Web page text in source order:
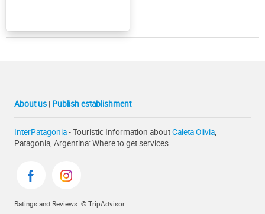
About us | Publish establishment
InterPatagonia- Touristic Information aboutCaleta Olivia,
Patagonia, Argentina: Where to get services
Ratings and Reviews: © TripAdvisor